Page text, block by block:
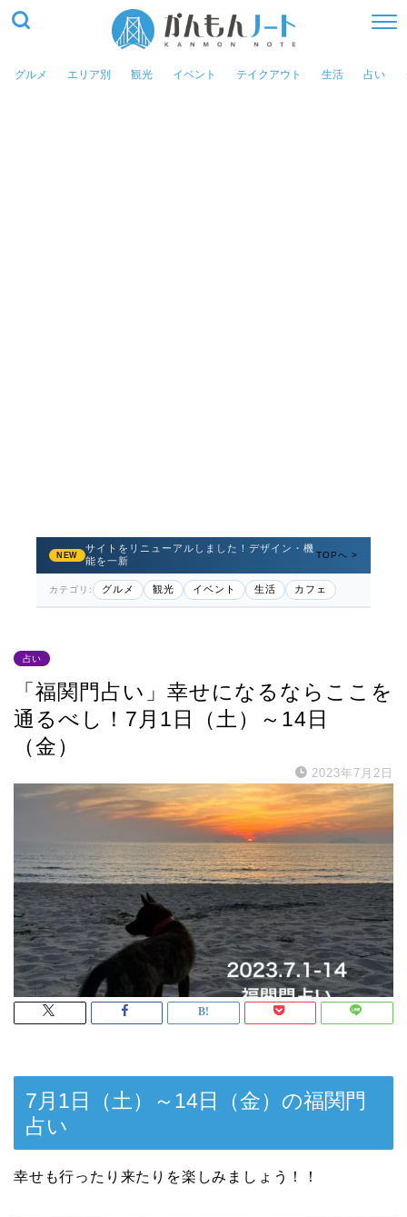
グルメ エリア別 観光 イベント テイクアウト 生活 占い
NEW
サイトをリニューアルしました！デザイン・機
能を一新
TOPへ >
カテゴリ: グルメ 観光 イベント 生活 カフェ
占い
「福関門占い」幸せになるならここを
通るべし！7月1日（土）～14日
（金）
2023年7月2日
7月1日（土）～14日（金）の福関門
占い
幸せも行ったり来たりを楽しみましょう！！